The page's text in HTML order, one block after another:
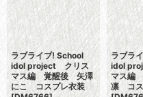
ラブライブ! School
idol project クリス
マス編 覚醒後 矢澤
にこ コスプレ衣装
ラブラ
idol
マス編
凛 コス